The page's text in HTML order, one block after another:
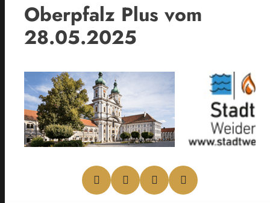
Oberpfalz Plus vom
28.05.2025